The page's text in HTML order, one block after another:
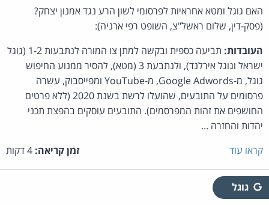
האם גוגל ומטא אחראיות לפרסומי לשון הרע נגד אמנון יצחק?
(פסק-דין, שלום ראשל"צ, השופט רפי ארניה):
העובדות:
תביעה כספית ובקשה למתן צו המורה לנתבעות 1-2 (גוגל
ישראל וגוגל אירלנד), ולנתבעת 3 (מטא), להסיר ממנוע החיפוש
גוגל, מ-Google Adwords, מ-YouTube ומפייסבוק, עשרה
פרסומים על התובעים, שהועלו לרשת בשנת 2020 (ללא פרטים
החושפים את זהות המפרסמים). התובעים עוסקים בהפצת תכני
יהדות והחזרה ...
קראו עוד
זמן קריאה:
גוגל